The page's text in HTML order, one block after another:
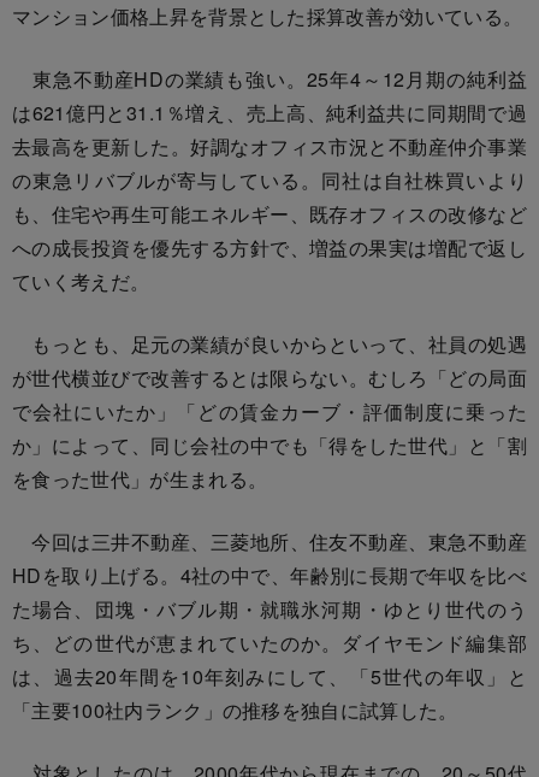
マンション価格上昇を背景とした採算改善が効いている。
東急不動産HDの業績も強い。25年4～12月期の純利益
は621億円と31.1％増え、売上高、純利益共に同期間で過
去最高を更新した。好調なオフィス市況と不動産仲介事業
の東急リバブルが寄与している。同社は自社株買いより
も、住宅や再生可能エネルギー、既存オフィスの改修など
への成長投資を優先する方針で、増益の果実は増配で返し
ていく考えだ。
もっとも、足元の業績が良いからといって、社員の処遇
が世代横並びで改善するとは限らない。むしろ「どの局面
で会社にいたか」「どの賃金カーブ・評価制度に乗った
か」によって、同じ会社の中でも「得をした世代」と「割
を食った世代」が生まれる。
今回は三井不動産、三菱地所、住友不動産、東急不動産
HDを取り上げる。4社の中で、年齢別に長期で年収を比べ
た場合、団塊・バブル期・就職氷河期・ゆとり世代のう
ち、どの世代が恵まれていたのか。ダイヤモンド編集部
は、過去20年間を10年刻みにして、「5世代の年収」と
「主要100社内ランク」の推移を独自に試算した。